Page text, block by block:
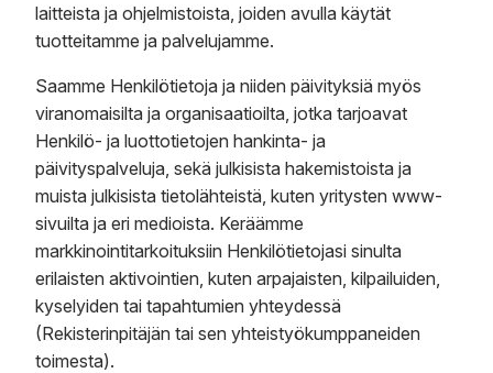
laitteista ja ohjelmistoista, joiden avulla käytät
tuotteitamme ja palvelujamme.
Saamme Henkilötietoja ja niiden päivityksiä myös
viranomaisilta ja organisaatioilta, jotka tarjoavat
Henkilö- ja luottotietojen hankinta- ja
päivityspalveluja, sekä julkisista hakemistoista ja
muista julkisista tietolähteistä, kuten yritysten www-
sivuilta ja eri medioista. Keräämme
markkinointitarkoituksiin Henkilötietojasi sinulta
erilaisten aktivointien, kuten arpajaisten, kilpailuiden,
kyselyiden tai tapahtumien yhteydessä
(Rekisterinpitäjän tai sen yhteistyökumppaneiden
toimesta).